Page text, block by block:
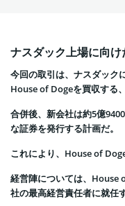
ナスダック上場に向
今回の取引は、ナスダック
House of Dogeを買収する
合併後、新会社は約5億
な証券を発行する計画だ。
これにより、House of
経営陣については、House
社の最高経営責任者に就任